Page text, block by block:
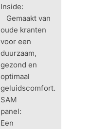
Inside:
Gemaakt van
oude kranten
voor een
duurzaam,
gezond en
optimaal
geluidscomfort.
SAM
panel:
Een